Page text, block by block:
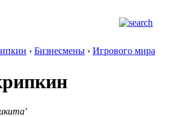
› Бизнесмены › Игрового мира